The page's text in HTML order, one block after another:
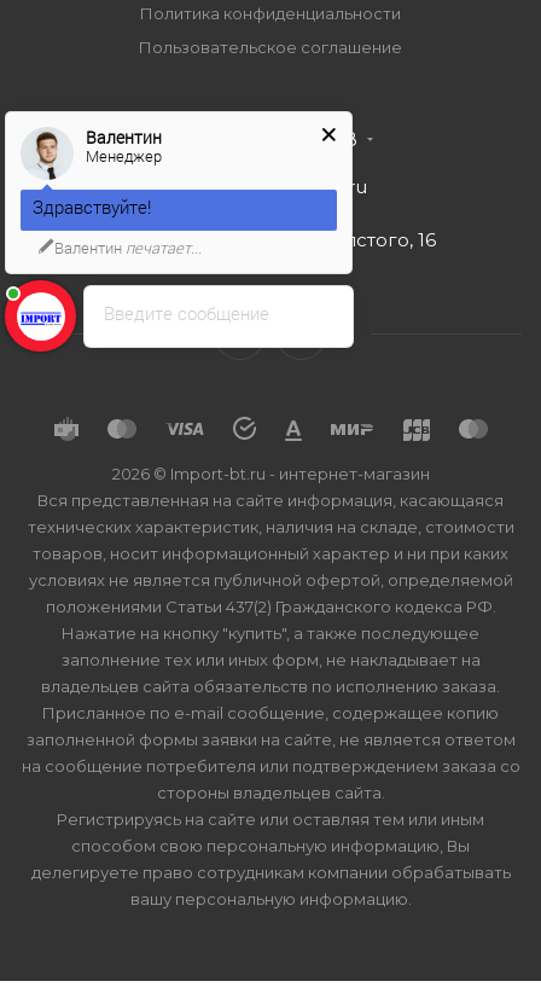
Политика конфиденциальности
Пользовательское соглашение
+7 495 989 53 38
import-bt@bk.ru
г. Москва, ул. Льва Толстого, 16
2026 © Import-bt.ru - интернет-магазин
Вся представленная на сайте информация, касающаяся
технических характеристик, наличия на складе, стоимости
товаров, носит информационный характер и ни при каких
условиях не является публичной офертой, определяемой
положениями Статьи 437(2) Гражданского кодекса РФ.
Нажатие на кнопку "купить", а также последующее
заполнение тех или иных форм, не накладывает на
владельцев сайта обязательств по исполнению заказа.
Присланное по e-mail сообщение, содержащее копию
заполненной формы заявки на сайте, не является ответом
на сообщение потребителя или подтверждением заказа со
стороны владельцев сайта.
Регистрируясь на сайте или оставляя тем или иным
способом свою персональную информацию, Вы
делегируете право сотрудникам компании обрабатывать
вашу персональную информацию.
Введите сообщение
Валентин
Менеджер
Здравствуйте!
Валентин печатает...